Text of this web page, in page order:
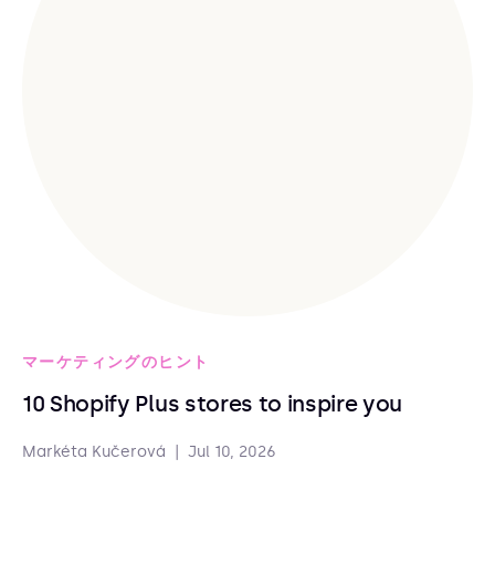
マーケティングのヒント
10 Shopify Plus stores to inspire you
Markéta Kučerová Jul 10, 2026